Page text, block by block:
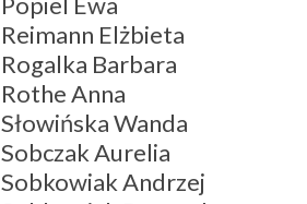
Reimann Elżbieta
Rogalka Barbara
Rothe Anna
Słowińska Wanda
Sobczak Aurelia
Sobkowiak Andrzej